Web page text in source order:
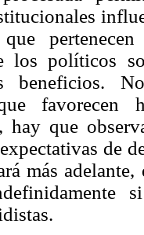
los políticos
beneficios.
hay que
de
más